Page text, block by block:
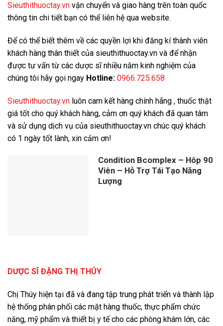
Sieuthithuoctay.vn vận chuyển và giao hàng trên toàn quốc
thông tin chi tiết bạn có thể liên hệ qua website.
Để có thể biết thêm về các quyền lợi khi đăng kí thành viên
khách hàng thân thiết của sieuthithuoctay.vn và để nhận
được tư vấn từ các dược sĩ nhiều năm kinh nghiệm của
chúng tôi hãy gọi ngay Hotline: 0966.725.658
Sieuthithuoctay.vn luôn cam kết hàng chính hãng , thuốc thật
giá tốt cho quý khách hàng, cảm ơn quý khách đã quan tâm
và sử dụng dịch vụ của sieuthithuoctay.vn chúc quý khách
có 1 ngày tốt lành, xin cảm ơn!
Condition Bcomplex – Hôp 90
Viên – Hỗ Trợ Tái Tạo Năng
Lượng
DƯỢC SĨ ĐẶNG THỊ THÚY
Chị Thúy hiện tại đã và đang tập trung phát triển và thành lập
hệ thống phân phối các mặt hàng thuốc, thực phẩm chức
năng, mỹ phẩm và thiết bị y tế cho các phòng khám lớn, các